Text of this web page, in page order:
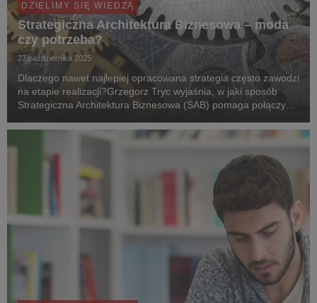
DZIELIMY SIĘ WIEDZĄ
Strategiczna Architektura Biznesowa – moda
czy potrzeba?
27 października 2025
Dlaczego nawet najlepiej opracowana strategia często zawodzi
na etapie realizacji?Grzegorz Tryc wyjaśnia, w jaki sposób
Strategiczna Architektura Biznesowa (SAB) pomaga połączyć
łącząc świat zarządzania, technolog...